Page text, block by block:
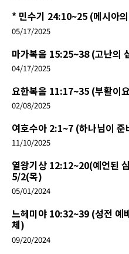
* 민수기 24:10~25 (메시아
05/17/2025
마가복음 15:25~38 (고난의
04/17/2025
요한복음 11:17~35 (부활이
02/08/2025
여호수아 2:1~7 (하나님이
11/10/2025
열왕기상 12:12~20(예언된
5/2(목)
05/01/2024
느헤미야 10:32~39 (성전 예
체)
09/20/2024